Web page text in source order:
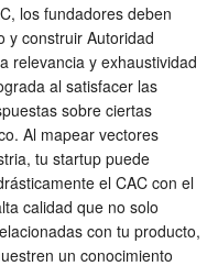
los fundadores deben
y construir Autoridad
relevancia y exhaustividad
al satisfacer las
sobre ciertas
Al mapear vectores
tu startup puede
el CAC con el
calidad que no solo
con tu producto,
un conocimiento